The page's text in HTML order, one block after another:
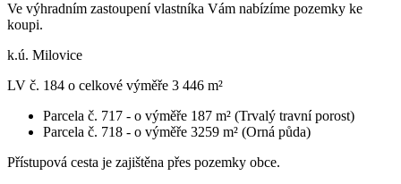
Ve výhradním zastoupení vlastníka Vám nabízíme pozemky ke
koupi.
k.ú. Milovice
LV č. 184 o celkové výměře 3 446 m²
Parcela č. 717 - o výměře 187 m² (Trvalý travní porost)
Parcela č. 718 - o výměře 3259 m² (Orná půda)
Přístupová cesta je zajištěna přes pozemky obce.